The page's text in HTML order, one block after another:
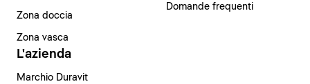
Zona doccia
Zona vasca
Domande frequenti
L'azienda
Marchio Duravit